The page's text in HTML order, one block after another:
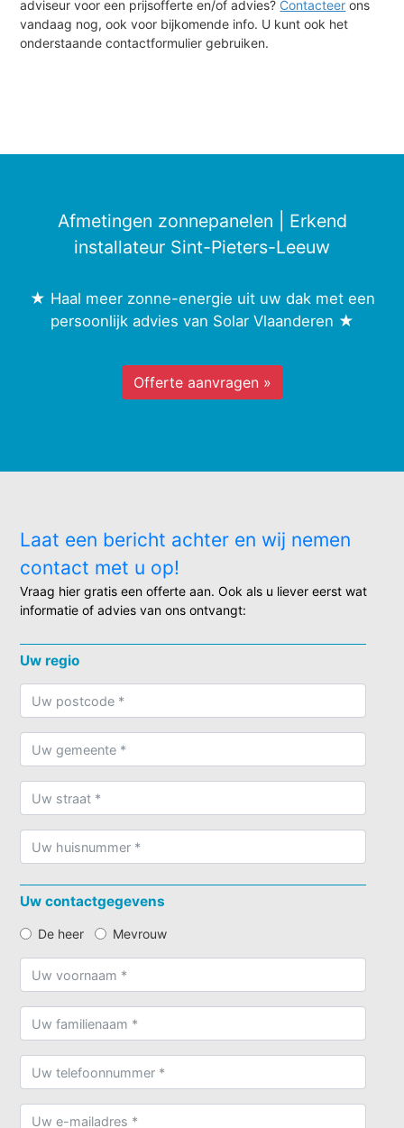
adviseur voor een prijsofferte en/of advies? Contacteer ons
vandaag nog, ook voor bijkomende info. U kunt ook het
onderstaande contactformulier gebruiken.
Afmetingen zonnepanelen | Erkend
installateur Sint-Pieters-Leeuw
★ Haal meer zonne-energie uit uw dak met een
persoonlijk advies van Solar Vlaanderen ★
Offerte aanvragen »
Laat een bericht achter en wij nemen
contact met u op!
Vraag hier gratis een offerte aan. Ook als u liever eerst wat
informatie of advies van ons ontvangt:
Uw regio
Uw contactgegevens
De heer Mevrouw